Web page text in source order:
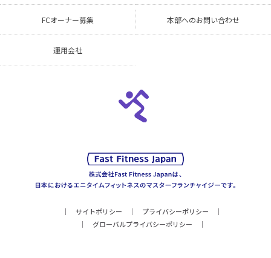
FCオーナー募集 本部へのお問い合わせ
運用会社
サイトポリシー
プライバシーポリシー
グローバルプライバシーポリシー